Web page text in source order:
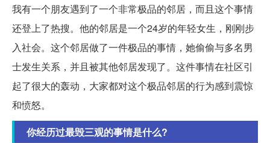
我有一个朋友遇到了一个非常极品的邻居，而且这个事情
还登上了热搜。他的邻居是一个24岁的年轻女生，刚刚步
入社会。这个邻居做了一件极品的事情，她偷偷与多名男
士发生关系，并且被其他邻居发现了。这件事情在社区引
起了很大的轰动，大家都对这个极品邻居的行为感到震惊
和愤怒。
你经历过最毁三观的事情是什么?